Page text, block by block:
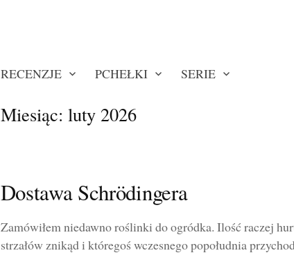
RECENZJE PCHEŁKI SERIE
Miesiąc: luty 2026
Dostawa Schrödingera
Zamówiłem niedawno roślinki do ogródka. Ilość raczej
strzałów znikąd i któregoś wczesnego popołudnia